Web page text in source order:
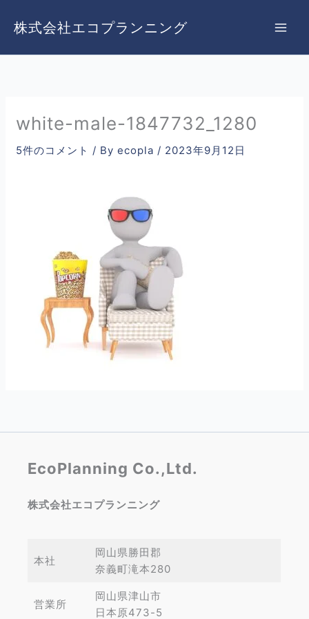
ス
株式会社エコプランニング
white-male-1847732_1280
5件のコメント / Byecopla / 2023年9月12日
EcoPlanning Co.,Ltd.
株式会社エコプランニング
本社
岡山県勝田郡
奈義町滝本280
営業所
岡山県津山市
日本原473-5